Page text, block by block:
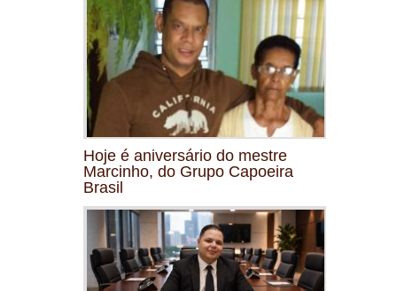
Hoje é aniversário do mestre
Marcinho, do Grupo Capoeira
Brasil